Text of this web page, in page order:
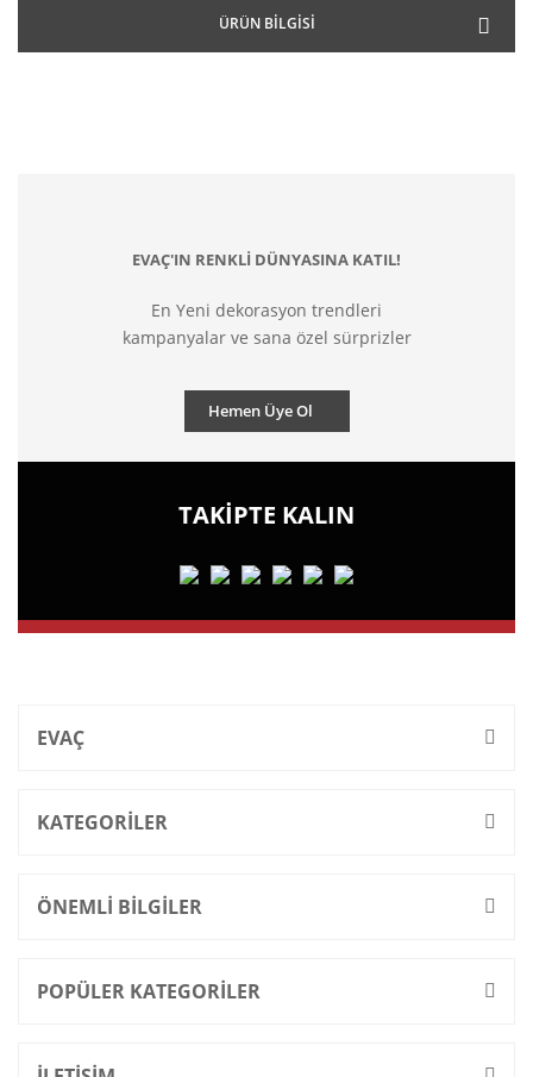
ÜRÜN BILGISI
EVAÇ'IN RENKLİ DÜNYASINA KATIL!
En Yeni dekorasyon trendleri
kampanyalar ve sana özel sürprizler
Hemen Üye Ol
TAKİPTE KALIN
EVAÇ
KATEGORİLER
ÖNEMLİ BİLGİLER
POPÜLER KATEGORİLER